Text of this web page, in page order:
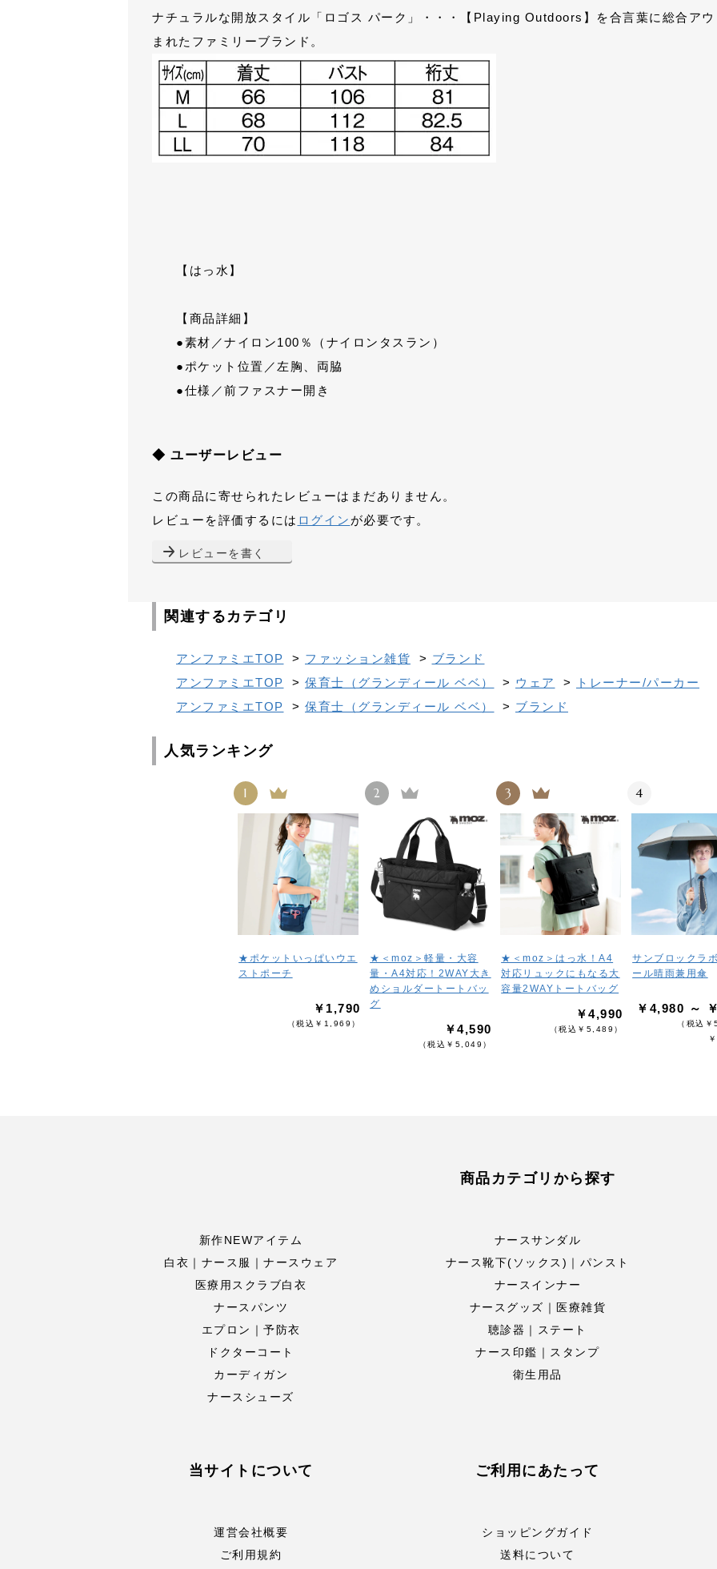
ナチュラルな開放スタイル「ロゴス パーク」・・・【Playing Outdoors】を合言葉に総合ア
まれたファミリーブランド。
【はっ水】
【商品詳細】
●素材／ナイロン100％（ナイロンタスラン）
●ポケット位置／左胸、両脇
●仕様／前ファスナー開き
◆ ユーザーレビュー
この商品に寄せられたレビューはまだありません。
レビューを評価するには ログイン が必要です。
レビューを書く
関連するカテゴリ
アンファミエTOP > ファッション雑貨 > ブランド
アンファミエTOP
> 保育士（グランディール ベベ） > ウェア >
トレーナー/パーカー
アンファミエTOP
> 保育士（グランディール ベベ） > ブランド
人気ランキング
1
★ポケットいっぱいウエ
ストポーチ
￥1,790
（税込￥1,969）
2
★＜moz＞軽量・大容
量・A4対応！2WAY大き
めショルダートートバッ
グ
￥4,590
（税込￥5,049）
3
★＜moz＞はっ水！A4
対応リュックにもなる大
容量2WAYトートバッグ
￥4,990
（税込￥5,489）
4
サンブロックラ
ール晴雨兼用傘
￥4,980 ～
（税込
商品カテゴリから探す
新作NEWアイテム
白衣｜ナース服｜ナースウェア
医療用スクラブ白衣
ナースパンツ
エプロン｜予防衣
ドクターコート
カーディガン
ナースシューズ
ナースサンダル
ナース靴下(ソックス)｜パンスト
ナースインナー
ナースグッズ｜医療雑貨
聴診器｜ステート
ナース印鑑｜スタンプ
衛生用品
当サイトについて
運営会社概要
ご利用規約
ご利用にあたって
ショッピングガイド
送料について